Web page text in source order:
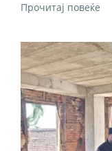
Прочитај повеќе